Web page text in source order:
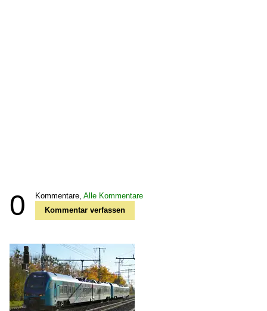
0 Kommentare, Alle Kommentare
Kommentar verfassen